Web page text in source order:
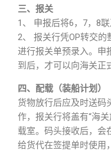
三、报关
1、 申报后将6，7，8
2、 报关行凭OP转交
进行报关单预录入。申
到后，才可以向海关正
四、配载（装船计划）
货物放行后应及时送码
作，报关行将盖有“海
载室。码头接收后，会
给货代在签提单时使用